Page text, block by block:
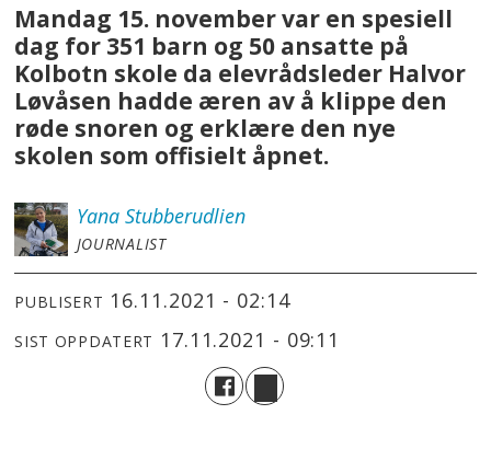
Mandag 15. november var en spesiell
dag for 351 barn og 50 ansatte på
Kolbotn skole da elevrådsleder Halvor
Løvåsen hadde æren av å klippe den
røde snoren og erklære den nye
skolen som offisielt åpnet.
Yana Stubberudlien
JOURNALIST
PUBLISERT 16.11.2021 - 02:14
SIST OPPDATERT 17.11.2021 - 09:11